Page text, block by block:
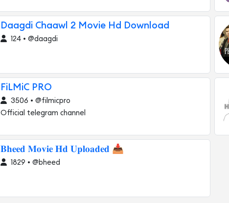
Daagdi Chaawl 2 Movie Hd Download
124 • @daagdi
FiLMiC PRO
3506 • @filmicpro
Official telegram channel
𝐁𝐡𝐞𝐞𝐝 𝐌𝐨𝐯𝐢𝐞 𝐇𝐝 𝐔𝐩𝐥𝐨𝐚𝐝𝐞𝐝 📥
1829 • @bheed